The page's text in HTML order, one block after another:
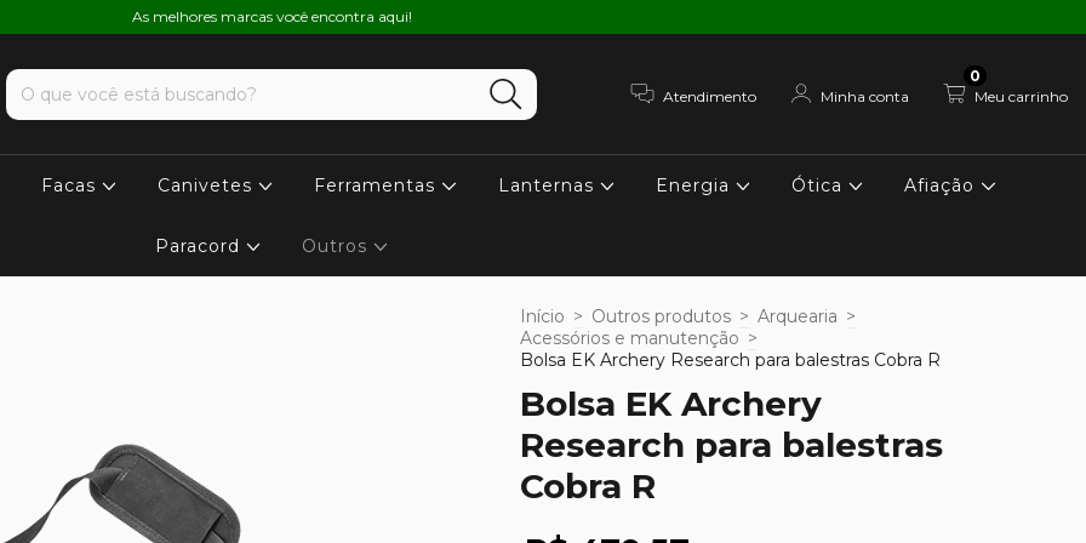
As melhores marcas você encontra aqui!
Atendimento Minha conta Meu carrinho
0
Facas Canivetes Ferramentas Lanternas Energia Ótica Afiação
Paracord Outros
Início > Outros produtos > Arquearia >
Acessórios e manutenção >
Bolsa EK Archery Research para balestras Cobra R
Bolsa EK Archery
Research para balestras
Cobra R